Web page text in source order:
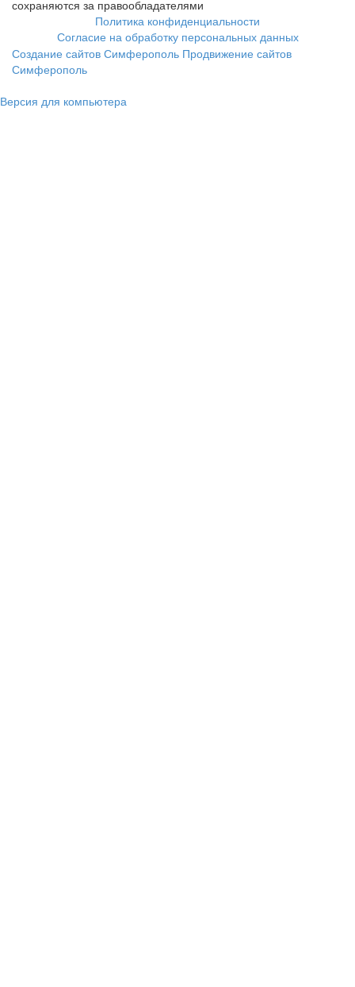
сохраняются за правообладателями
Политика конфиденциальности
Согласие на обработку персональных данных
Создание сайтов Симферополь Продвижение сайтов
Симферополь
Версия для компьютера